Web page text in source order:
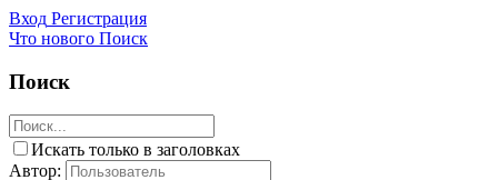
Вход Регистрация
Что нового Поиск
Поиск
Искать только в заголовках
Автор: